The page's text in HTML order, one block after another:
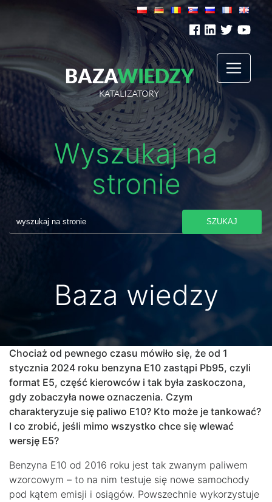
Wyszukaj na
stronie
SZUKAJ
Baza wiedzy
Chociaż od pewnego czasu mówiło się, że od 1
stycznia 2024 roku benzyna E10 zastąpi Pb95, czyli
format E5, część kierowców i tak była zaskoczona,
gdy zobaczyła nowe oznaczenia. Czym
charakteryzuje się paliwo E10? Kto może je tankować?
I co zrobić, jeśli mimo wszystko chce się wlewać
wersję E5?
Benzyna E10 od 2016 roku jest tak zwanym paliwem
wzorcowym – to na nim testuje się nowe samochody
pod kątem emisji i osiągów. Powszechnie wykorzystuje